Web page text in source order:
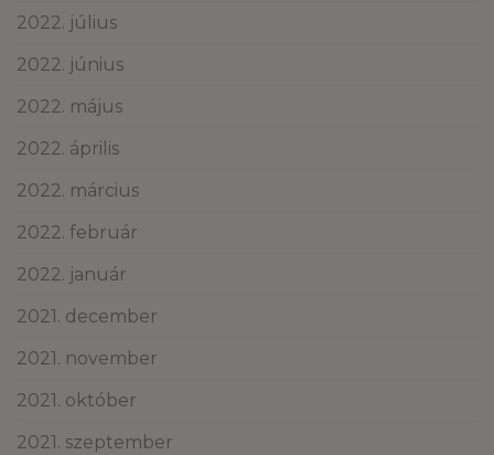
2022. július
2022. június
2022. május
2022. április
2022. március
2022. február
2022. január
2021. december
2021. november
2021. október
2021. szeptember